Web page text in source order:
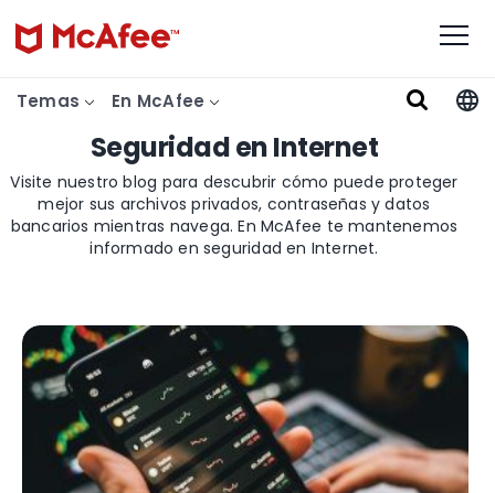
Temas En McAfee
Seguridad en Internet
Visite nuestro blog para descubrir cómo puede proteger
mejor sus archivos privados, contraseñas y datos
bancarios mientras navega. En McAfee te mantenemos
informado en seguridad en Internet.